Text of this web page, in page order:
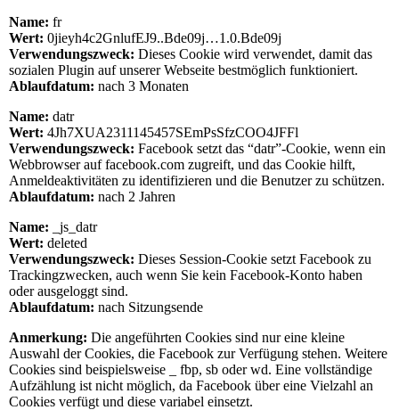
Name: fr
Wert: 0jieyh4c2GnlufEJ9..Bde09j…1.0.Bde09j
Verwendungszweck: Dieses Cookie wird verwendet, damit das
sozialen Plugin auf unserer Webseite bestmöglich funktioniert.
Ablaufdatum: nach 3 Monaten
Name: datr
Wert: 4Jh7XUA2311145457SEmPsSfzCOO4JFFl
Verwendungszweck: Facebook setzt das “datr”-Cookie, wenn ein
Webbrowser auf facebook.com zugreift, und das Cookie hilft,
Anmeldeaktivitäten zu identifizieren und die Benutzer zu schützen.
Ablaufdatum: nach 2 Jahren
Name: _js_datr
Wert: deleted
Verwendungszweck: Dieses Session-Cookie setzt Facebook zu
Trackingzwecken, auch wenn Sie kein Facebook-Konto haben
oder ausgeloggt sind.
Ablaufdatum: nach Sitzungsende
Anmerkung: Die angeführten Cookies sind nur eine kleine
Auswahl der Cookies, die Facebook zur Verfügung stehen. Weitere
Cookies sind beispielsweise _ fbp, sb oder wd. Eine vollständige
Aufzählung ist nicht möglich, da Facebook über eine Vielzahl an
Cookies verfügt und diese variabel einsetzt.